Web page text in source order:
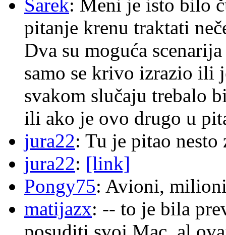
Sarek: Meni je isto bilo
pitanje krenu traktati
Dva su moguća
samo se krivo izrazio ili
svakom slučaju trebalo
ili ako je ovo drugo u
jura22: Tu je pitao
jura22: [link]
Pongy75: Avioni,
matijazx: -- to je bila